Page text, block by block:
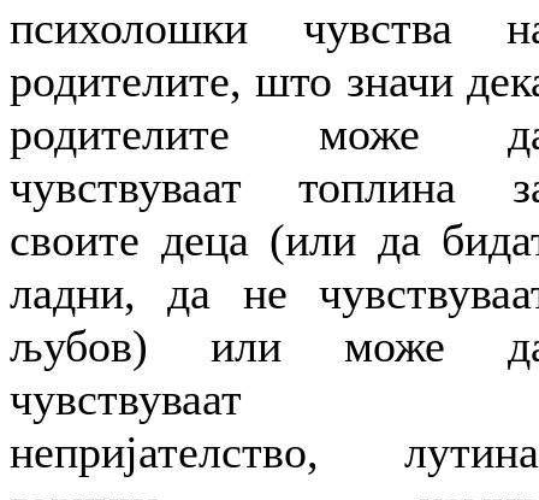
психолошки чувства
родителите, што значи
родителите може
чувствуваат топлина
своите деца (или да
ладни, да не
љубов) или може
чувствуваат
непријателство,